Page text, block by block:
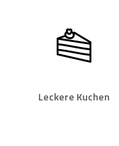
Leckere Kuchen